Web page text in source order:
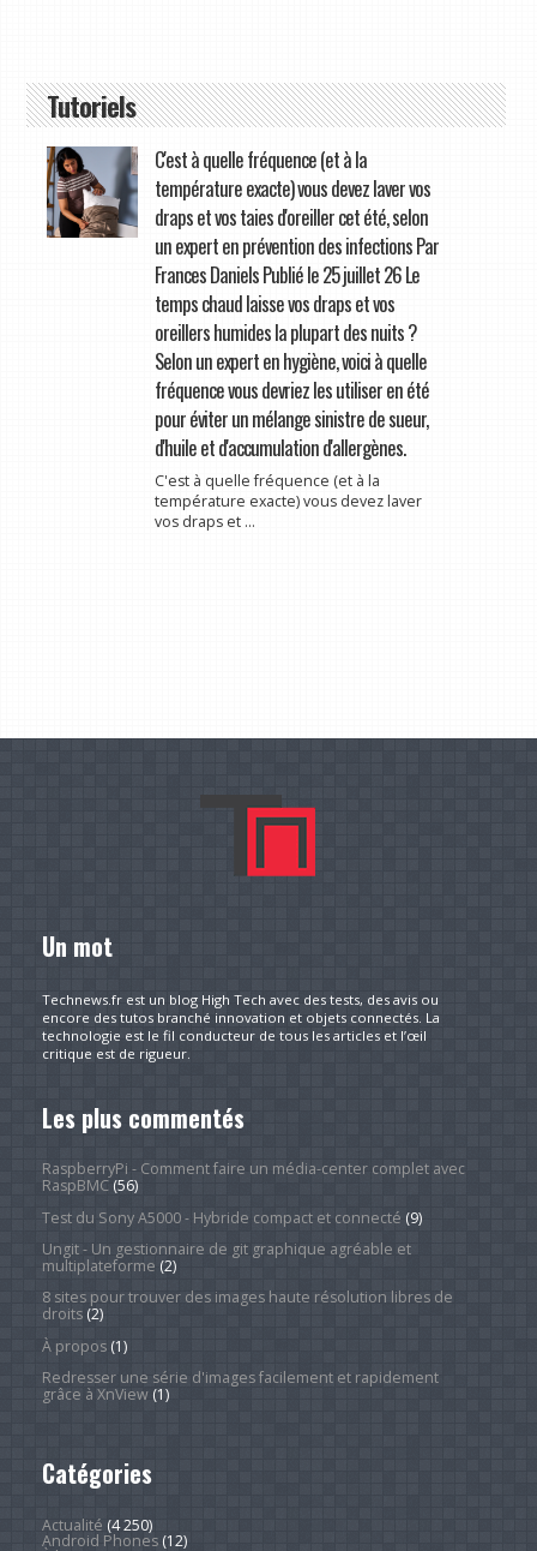
Tutoriels
C'est à quelle fréquence (et à la
température exacte) vous devez laver vos
draps et vos taies d'oreiller cet été, selon
un expert en prévention des infections Par
Frances Daniels Publié le 25 juillet 26 Le
temps chaud laisse vos draps et vos
oreillers humides la plupart des nuits ?
Selon un expert en hygiène, voici à quelle
fréquence vous devriez les utiliser en été
pour éviter un mélange sinistre de sueur,
d'huile et d'accumulation d'allergènes.
C'est à quelle fréquence (et à la
température exacte) vous devez laver
vos draps et ...
Un mot
Technews.fr est un blog High Tech avec des tests, des avis ou
encore des tutos branché innovation et objets connectés. La
technologie est le fil conducteur de tous les articles et l’œil
critique est de rigueur.
Les plus commentés
RaspberryPi - Comment faire un média-center complet avec
RaspBMC(56)
Test du Sony A5000 - Hybride compact et connecté (9)
Ungit - Un gestionnaire de git graphique agréable et
multiplateforme (2)
8 sites pour trouver des images haute résolution libres de
droits(2)
À propos(1)
Redresser une série d'images facilement et rapidement
grâce à XnView(1)
Catégories
Actualité (4 250)
Android Phones(12)